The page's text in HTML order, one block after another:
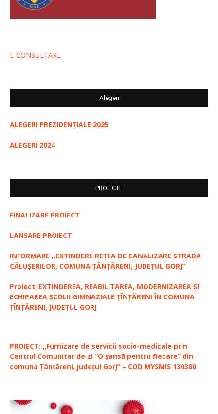
E-CONSULTARE
Alegeri
ALEGERI PREZIDENȚIALE 2025
ALEGERI 2024
PROIECTE
FINALIZARE PROIECT
LANSARE PROIECT
INFORMARE ,,EXTINDERE REȚEA DE CANALIZARE STRADA
CĂLUȘERILOR, COMUNA ȚÂNȚĂRENI, JUDEȚUL GORJ”
Proiect: EXTINDEREA, REABILITAREA, MODERNIZAREA ȘI
ECHIPAREA ȘCOLII GIMNAZIALE ȚÎNȚĂRENI ÎN COMUNA
ȚÎNȚĂRENI, JUDEȚUL GORJ
PROIECT: „Furnizare de servicii socio-medicale prin
Centrul Comunitar de zi “O șansă pentru fiecare” din
comuna Țânțăreni, județul Gorj” – COD MYSMIS 130380